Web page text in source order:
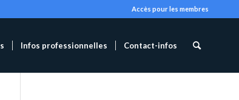
Accès pour les membres
Infos professionnelles Contact-infos